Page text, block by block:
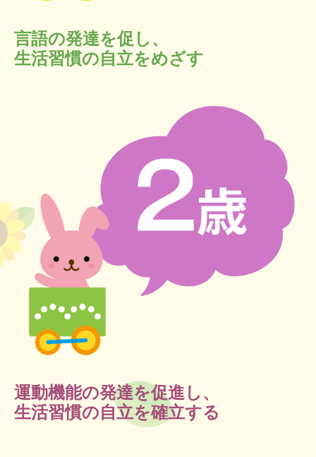
言語の発達を促し、
生活習慣の自立をめざす
運動機能の発達を促進し、
生活習慣の自立を確立する